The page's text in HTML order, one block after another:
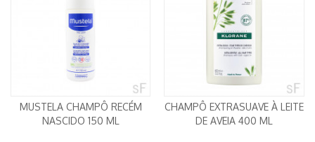
MUSTELA CHAMPÔ RECÉM
NASCIDO 150 ML
CHAMPÔ EXTRASUAVE À LEITE
DE AVEIA 400 ML